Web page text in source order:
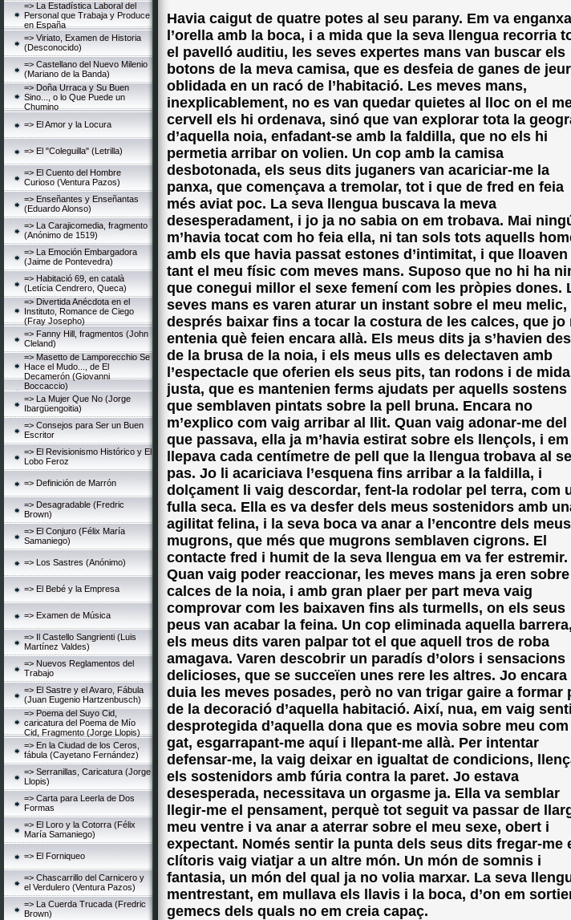
=> La Estadística Laboral del
Personal que Trabaja y Produce
en España
=> Viriato, Examen de Historia
(Desconocido)
=> Castellano del Nuevo Milenio
(Mariano de la Banda)
=> Doña Urraca y Su Buen
Sino..., o lo Que Puede un
Chumino
=> El Amor y la Locura
=> El "Coleguilla" (Letrilla)
=> El Cuento del Hombre
Curioso (Ventura Pazos)
=> Enseñantes y Enseñantas
(Eduardo Alonso)
=> La Carajicomedia, fragmento
(Anónimo de 1519)
=> La Emoción Embargadora
(Jaime de Pontevedra)
=> Habitació 69, en català
(Letícia Cendrero, Queca)
=> Divertida Anécdota en el
Instituto, Romance de Ciego
(Fray Josepho)
=> Fanny Hill, fragmentos (John
Cleland)
=> Masetto de Lamporecchio Se
Hace el Mudo..., de El
Decamerón (Giovanni
Boccaccio)
=> La Mujer Que No (Jorge
Ibargüengoitia)
=> Consejos para Ser un Buen
Escritor
=> El Revisionismo Histórico y El
Lobo Feroz
=> Definición de Marrón
=> Desagradable (Fredric
Brown)
=> El Conjuro (Félix María
Samaniego)
=> Los Sastres (Anónimo)
=> El Bebé y la Empresa
=> Examen de Música
=> Il Castello Sangrienti (Luis
Martínez Valdes)
=> Nuevos Reglamentos del
Trabajo
=> El Sastre y el Avaro, Fábula
(Juan Eugenio Hartzenbusch)
=> Poema del Suyo Cid,
caricatura del Poema de Mío
Cid, Fragmento (Jorge Llopis)
=> En la Ciudad de los Ceros,
fábula (Cayetano Fernández)
=> Serranillas, Caricatura (Jorge
Llopis)
=> Carta para Leerla de Dos
Formas
=> El Loro y la Cotorra (Félix
María Samaniego)
=> El Forniqueo
=> Chascarrillo del Carnicero y
el Verdulero (Ventura Pazos)
=> La Cuerda Trucada (Fredric
Brown)
Havia caigut de quatre potes al seu parany. Em va
l’orella amb la boca, i a mida que la seva llengua recorria
el pavelló auditiu, les seves expertes mans van buscar els
botons de la meva camisa, que es desfeia de ganes de
oblidada en un racó de l’habitació. Les meves mans,
inexplicablement, no es van quedar quietes al lloc on el
cervell els hi ordenava, sinó que van explorar tota la
d’aquella noia, enfadant-se amb la faldilla, que no els hi
permetia arribar on volien. Un cop amb la camisa
desbotonada, els seus dits juganers van acariciar-me la
panxa, que començava a tremolar, tot i que de fred en feia
més aviat poc. La seva llengua buscava la meva
desesperadament, i jo ja no sabia on em trobava. Mai
m’havia tocat com ho feia ella, ni tan sols tots aquells
amb els que havia passat estones d’intimitat, i que lloaven
tant el meu físic com meves mans. Suposo que no hi ha
que conegui millor el sexe femení com les pròpies dones.
seves mans es varen aturar un instant sobre el meu melic,
després baixar fins a tocar la costura de les calces, que jo
entenia què feien encara allà. Els meus dits ja s’havien
de la brusa de la noia, i els meus ulls es delectaven amb
l’espectacle que oferien els seus pits, tan rodons i de mida
justa, que es mantenien ferms ajudats per aquells sostens
que semblaven pintats sobre la pell bruna. Encara no
m’explico com vaig arribar al llit. Quan vaig adonar-me del
que passava, ella ja m’havia estirat sobre els llençols, i em
llepava cada centímetre de pell que la llengua trobava al
pas. Jo li acariciava l’esquena fins arribar a la faldilla, i
dolçament li vaig descordar, fent-la rodolar pel terra, com
fulla seca. Ella es va desfer dels meus sostenidors amb
agilitat felina, i la seva boca va anar a l’encontre dels meus
mugrons, que més que mugrons semblaven cigrons. El
contacte fred i humit de la seva llengua em va fer estremir.
Quan vaig poder reaccionar, les meves mans ja eren
calces de la noia, i amb gran plaer per part meva vaig
comprovar com les baixaven fins als turmells, on els seus
peus van acabar la feina. Un cop eliminada aquella barrera,
els meus dits varen palpar tot el que aquell tros de roba
amagava. Varen descobrir un paradís d’olors i sensacions
delicioses, que se succeïen unes rere les altres. Jo encara
duia les meves posades, però no van trigar gaire a formar
de la decoració d’aquella habitació. Així, nua, em vaig
desprotegida d’aquella dona que es movia sobre meu
gat, esgarrapant-me aquí i llepant-me allà. Per intentar
defensar-me, la vaig deixar en igualtat de condicions,
els sostenidors amb fúria contra la paret. Jo estava
desesperada, necessitava un orgasme ja. Ella va semblar
llegir-me el pensament, perquè tot seguit va passar de
meu ventre i va anar a aterrar sobre el meu sexe, obert i
expectant. Només sentir la punta dels seus dits fregar-me
clítoris vaig viatjar a un altre món. Un món de somnis i
fantasia, un món del qual ja no volia marxar. La seva
mentrestant, em mullava els llavis i la boca, d’on em
gemecs dels quals no em creia capaç.